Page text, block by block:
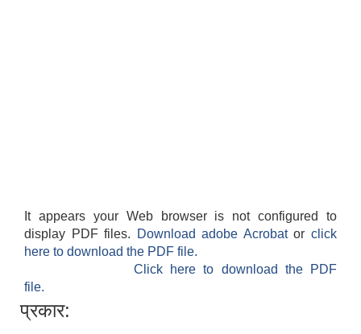
It appears your Web browser is not configured to
display PDF files.
Download adobe Acrobatorclick
here to download the PDF file.
Click here to download the PDF
file.
प्रकार: